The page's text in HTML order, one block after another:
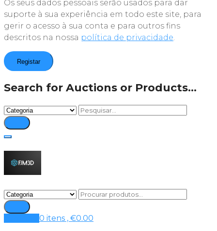
Os seus dados pessoais serão usados para dar
suporte à sua experiência em todo este site, para
gerir o acesso à sua conta e para outros fins
descritos na nossa política de privacidade
Registar
Search for Auctions or Products...
0 itens , €0.00